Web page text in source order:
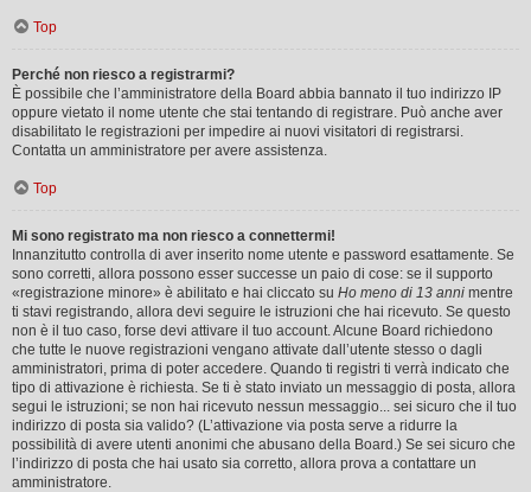
Top
Perché non riesco a registrarmi?
È possibile che l’amministratore della Board abbia bannato il tuo indirizzo IP
oppure vietato il nome utente che stai tentando di registrare. Può anche aver
disabilitato le registrazioni per impedire ai nuovi visitatori di registrarsi.
Contatta un amministratore per avere assistenza.
Top
Mi sono registrato ma non riesco a connettermi!
Innanzitutto controlla di aver inserito nome utente e password esattamente. Se
sono corretti, allora possono esser successe un paio di cose: se il supporto
«registrazione minore» è abilitato e hai cliccato su Ho meno di 13 anni mentre
ti stavi registrando, allora devi seguire le istruzioni che hai ricevuto. Se questo
non è il tuo caso, forse devi attivare il tuo account. Alcune Board richiedono
che tutte le nuove registrazioni vengano attivate dall’utente stesso o dagli
amministratori, prima di poter accedere. Quando ti registri ti verrà indicato che
tipo di attivazione è richiesta. Se ti è stato inviato un messaggio di posta, allora
segui le istruzioni; se non hai ricevuto nessun messaggio... sei sicuro che il tuo
indirizzo di posta sia valido? (L’attivazione via posta serve a ridurre la
possibilità di avere utenti anonimi che abusano della Board.) Se sei sicuro che
l’indirizzo di posta che hai usato sia corretto, allora prova a contattare un
amministratore.